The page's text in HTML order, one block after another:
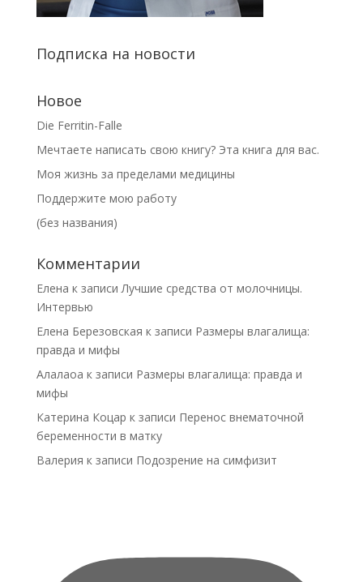
Подписка на новости
Новое
Die Ferritin-Falle
Мечтаете написать свою книгу? Эта книга для вас.
Моя жизнь за пределами медицины
Поддержите мою работу
(без названия)
Комментарии
Елена к записи Лучшие средства от молочницы.
Интервью
Елена Березовская к записи Размеры влагалища:
правда и мифы
Алалаоа к записи Размеры влагалища: правда и
мифы
Катерина Коцар к записи Перенос внематочной
беременности в матку
Валерия к записи Подозрение на симфизит